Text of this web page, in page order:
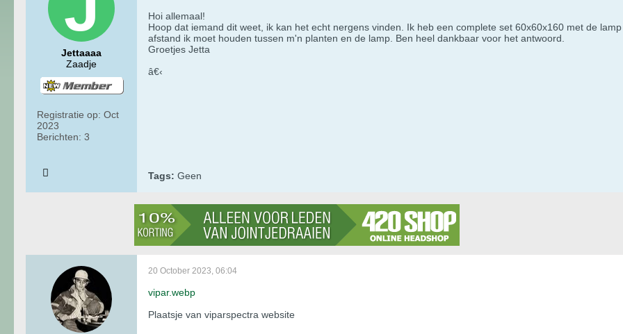
Jettaaaa
Zaadje
Registratie op: Oct
2023
Berichten: 3
Hoi allemaal!
Hoop dat iemand dit weet, ik kan het echt nergens vinden. Ik heb een complete set 60x60x160 met de
afstand ik moet houden tussen m'n planten en de lamp. Ben heel dankbaar voor het antwoord.
Groetjes Jetta
â€‹
Tags: Geen
20 October 2023, 06:04
vipar.webp
Plaatsje van viparspectra website